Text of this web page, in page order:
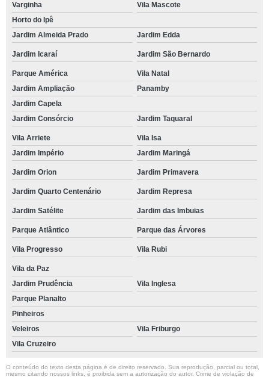
Varginha
Vila Mascote
Horto do Ipê
Jardim Almeida Prado
Jardim Edda
Jardim Icaraí Jardim São Bernardo
Parque América
Vila Natal
Jardim Ampliação
Panamby
Jardim Capela
Jardim Consórcio
Jardim Taquaral
Vila Arriete
Vila Isa
Jardim Império
Jardim Maringá
Jardim Orion Jardim Primavera
Jardim Quarto Centenário Jardim Represa
Jardim Satélite Jardim das Imbuias
Parque Atlântico Parque das Árvores
Vila Progresso Vila Rubi
Vila da Paz
Jardim Prudência
Vila Inglesa
Parque Planalto
Pinheiros
Veleiros
Vila Friburgo
Vila Cruzeiro
O conteúdo do texto desta página é de direito reservado. Sua reprodução, parcial ou total,
mesmo citando nossos links, é proibida sem a autorização do autor. Crime de violação de